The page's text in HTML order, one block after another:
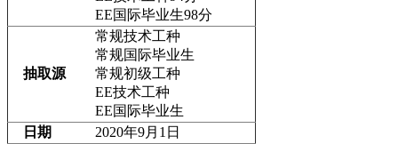
EE国际毕业生98分
抽取源
常规技术工种
常规国际毕业生
常规初级工种
EE技术工种
EE国际毕业生
日期
2020年9月1日